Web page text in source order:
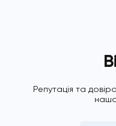
Репутація та